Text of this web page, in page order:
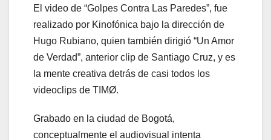
El video de “Golpes Contra Las Paredes”, fue
realizado por Kinofónica bajo la dirección de
Hugo Rubiano, quien también dirigió “Un Amor
de Verdad”, anterior clip de Santiago Cruz, y es
la mente creativa detrás de casi todos los
videoclips de TIMØ.
Grabado en la ciudad de Bogotá,
conceptualmente el audiovisual intenta